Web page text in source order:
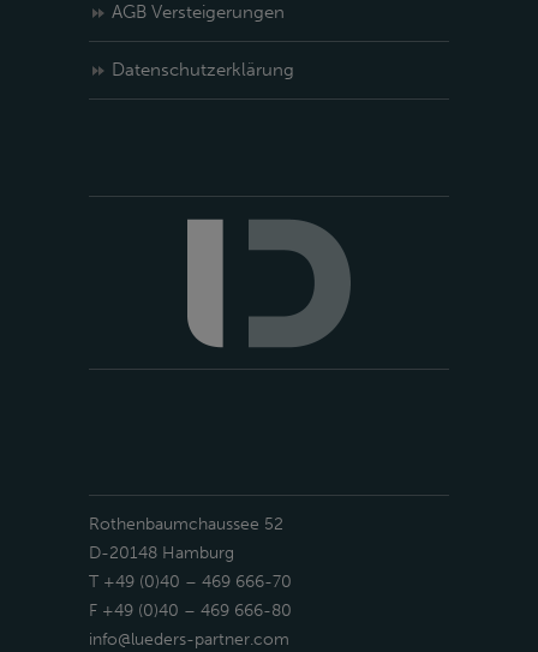
AGB Versteigerungen
Datenschutzerklärung
Rothenbaumchaussee 52
D-20148 Hamburg
T +49 (0)40 – 469 666-70
F +49 (0)40 – 469 666-80
info@lueders-partner.com